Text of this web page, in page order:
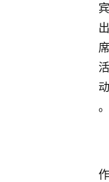
宾
出
席
活
动
。
作